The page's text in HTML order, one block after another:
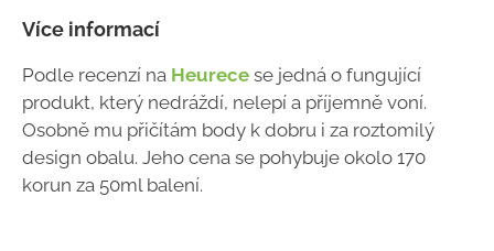
Více informací
Podle recenzí na Heurece se jedná o fungující
produkt, který nedráždí, nelepí a příjemně voní.
Osobně mu přičítám body k dobru i za roztomilý
design obalu. Jeho cena se pohybuje okolo 170
korun za 50ml balení.